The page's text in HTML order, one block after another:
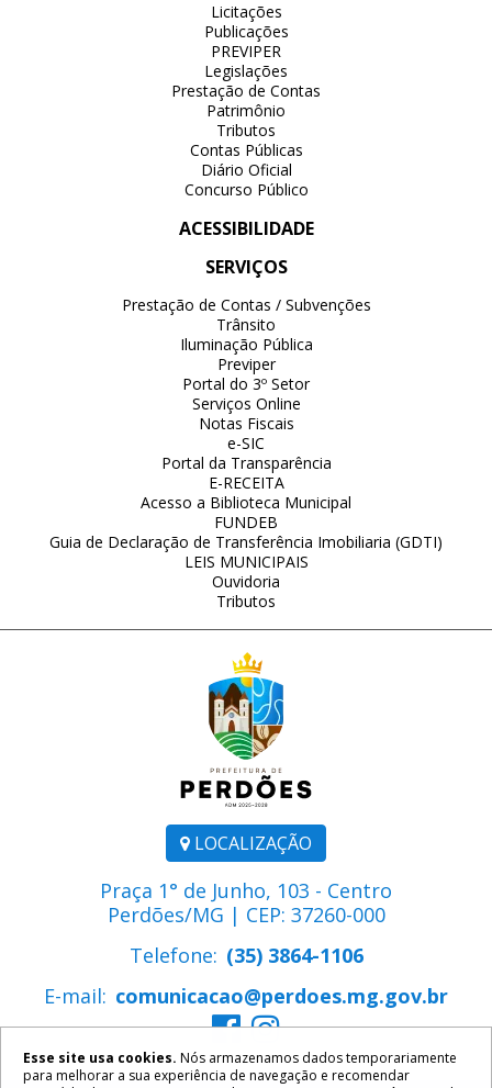
LOCALIZAÇÃO
Praça 1° de Junho, 103 - Centro
Perdões/MG | CEP: 37260-000
Telefone: (35) 3864-1106
E-mail: comunicacao@perdoes.mg.gov.br
Licitações
Publicações
PREVIPER
Legislações
Prestação de Contas
Patrimônio
Tributos
Contas Públicas
Diário Oficial
Concurso Público
ACESSIBILIDADE
SERVIÇOS
Prestação de Contas / Subvenções
Trânsito
Iluminação Pública
Previper
Portal do 3º Setor
Serviços Online
Notas Fiscais
e-SIC
Portal da Transparência
E-RECEITA
Acesso a Biblioteca Municipal
FUNDEB
Guia de Declaração de Transferência Imobiliaria (GDTI)
LEIS MUNICIPAIS
Ouvidoria
Tributos
Esse site usa cookies. Nós armazenamos dados temporariamente
para melhorar a sua experiência de navegação e recomendar